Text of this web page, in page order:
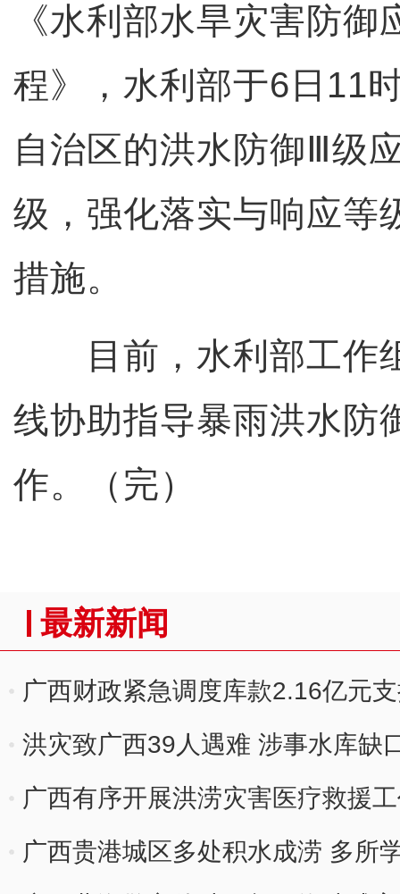
《水利部水旱灾害防
程》，水利部于6日11
自治区的洪水防御Ⅲ级
级，强化落实与响应等
措施。
目前，水利部工作
线协助指导暴雨洪水防
作。（完）
最新新闻
广西财政紧急调度库款2.16亿元
洪灾致广西39人遇难 涉事水库缺
广西有序开展洪涝灾害医疗救援
广西贵港城区多处积水成涝 多所